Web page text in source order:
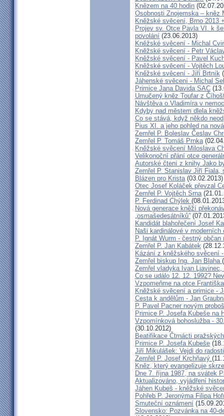
Knězem na 40 hodin
Osobnosti Znojemska – kněz
Kněžské svěcení, Brno 2013
Projev sv. Otce Pavla VI. k
povolání (23.06.2013)
Kněžské svěcení - Michal
Kněžské svěcení - Petr
Kněžské svěcení - Pavel
Kněžské svěcení - Vojtěch
Kněžské svěcení - Jiří Brtník
Jáhenské svěcení - Michal
Primice Jana Davida SAC
Umučený kněz Toufar z
Návštěva o.Vladimíra v
Kdyby nad městem dlela
Co se stává, když někdo
Pius XI. a jeho pohled na
Zemřel P. Boleslav Česlav
Zemřel P. Tomáš Prnka
Kněžské svěcení Miloslava
Velikonoční přání otce
Autorské čtení z knihy Jako
Zemřel P. Stanislav Jiří Fiala,
Blázen pro Krista(03.02.2013)
Otec Josef Koláček převzal
Zemřel P. Vojtěch Srna
P. Ferdinad Chýlek
Nová generace kněží
„osmašedesátníků”
Kandidát blahořečení Josef
Naši kardinálové v
P. Ignát Wurm - čestný
Zemřel P. Jan Kabátek
Kázání z kněžského svěcení
Zemřel biskup Ing. Jan Blaha
Zemřel vladyka Ivan
Co se událo 12. 12. 1992?
Vzpomeňme na otce
Kněžské svěcení a primice -
Cesta k andělům - Jan
P. Pavel Pacner novým
Primice P. Josefa Kubeše na
Vzpomínková bohoslužba -
(30.10.2012)
Beatifikace Čtrnácti
Primice P. Josefa Kubeše
Jiří Mikulášek: Vejdi do
Zemřel P. Josef Krchňavý
Kněz, který evangelizuje
Dne 7. října 1987, na svátek
Aktualizováno, vyjádření
Jáhen Kubeš - kněžské
Pohřeb P. Jeronýma Filipa
Smuteční oznámení
Slovensko: Pozvánka na 40-